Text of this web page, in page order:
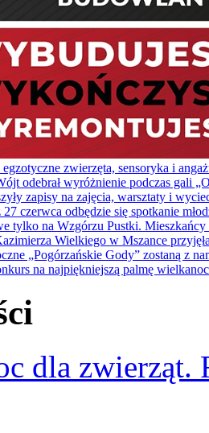
dla zwierząt.